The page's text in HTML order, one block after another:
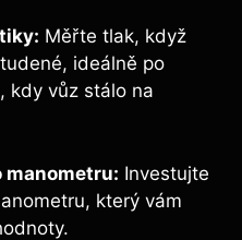
Měřte tlak, když
ideálně po
kdy vůz stálo na
Investujte
který vám